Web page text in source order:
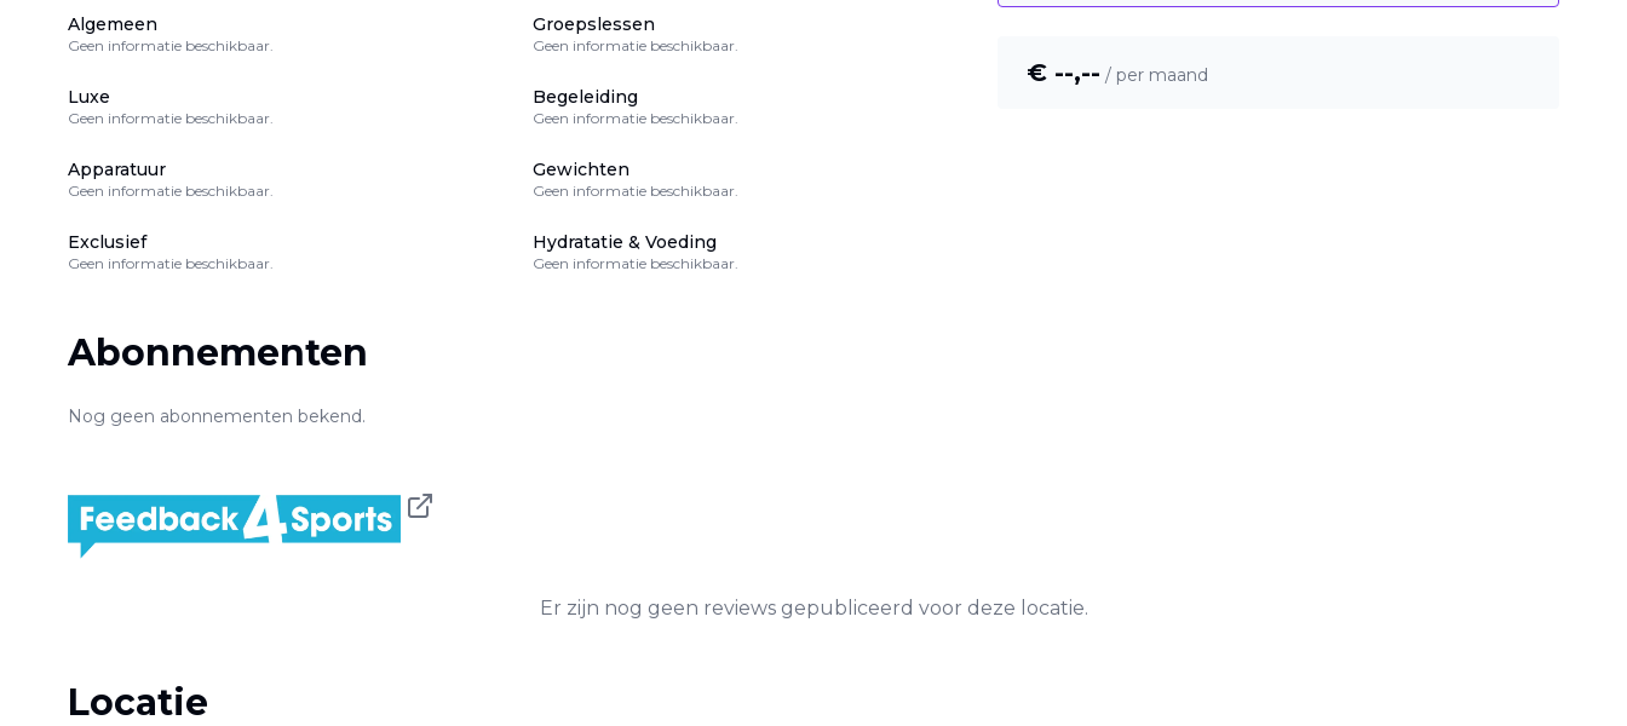
Algemeen
Geen informatie beschikbaar.
Groepslessen
Geen informatie beschikbaar.
Luxe
Geen informatie beschikbaar.
Begeleiding
Geen informatie beschikbaar.
Apparatuur
Geen informatie beschikbaar.
Gewichten
Geen informatie beschikbaar.
Exclusief
Geen informatie beschikbaar.
Hydratatie & Voeding
Geen informatie beschikbaar.
Abonnementen
Nog geen abonnementen bekend.
€ --,-- / per maand
Er zijn nog geen reviews gepubliceerd voor deze locatie.
Locatie